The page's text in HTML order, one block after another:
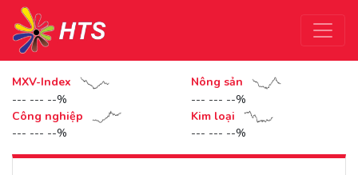
MXV-Index
--- --- --%
Nông sản
--- --- --%
Công nghiệp
--- --- --%
Kim loại
--- --- --%